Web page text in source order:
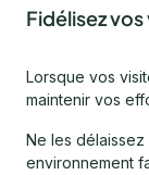
Fidélisez
Lorsque vos
maintenir vos
Ne les
environnement